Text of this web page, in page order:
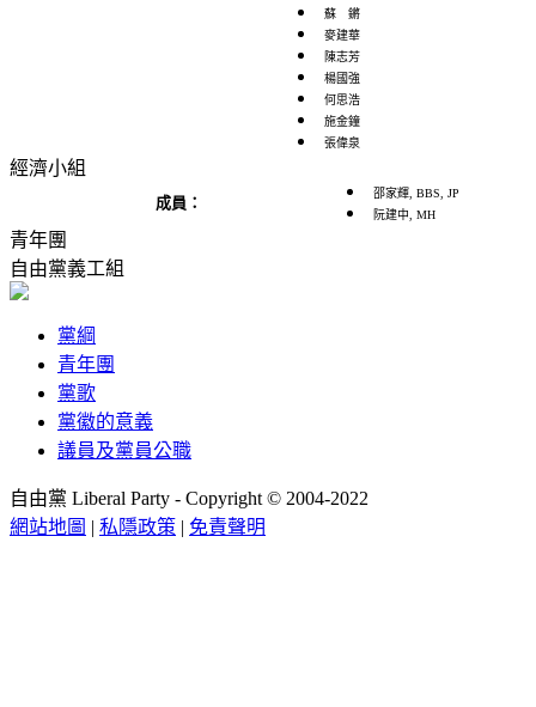
蘇 鏘
麥建華
陳志芳
楊國強
何思浩
施金鐘
張偉泉
經濟小組
成員：
邵家輝, BBS, JP
阮建中, MH
青年團
自由黨義工組
黨綱
青年團
黨歌
黨徽的意義
議員及黨員公職
自由黨 Liberal Party - Copyright © 2004-2022
網站地圖 | 私隱政策 | 免責聲明